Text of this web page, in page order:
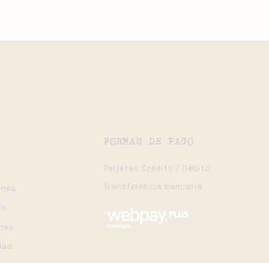
FORMAS DE PAGO
Tarjetas Crédito / Débito
Transferencia bancaria